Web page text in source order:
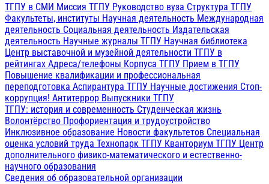
ТГПУ в СМИ Миссия ТГПУ Руководство вуза Структура ТГПУ
Факультеты, институты Научная деятельность Международная
деятельность Социальная деятельность Издательская
деятельность Научные журналы ТГПУ Научная библиотека
Центр выставочной и музейной деятельности ТГПУ в
рейтингах Адреса/телефоны Корпуса ТГПУ Прием в ТГПУ
Повышение квалификации и профессиональная
переподготовка Аспирантура ТГПУ Научные достижения Стоп-
коррупция! Антитеррор Выпускники ТГПУ
ТГПУ: история и современность Студенческая жизнь
Волонтёрство Профориентация и трудоустройство
Инклюзивное образование Новости факультетов Специальная
оценка условий труда Технопарк ТГПУ Кванториум ТГПУ Центр
дополнительного физико-математического и естественно-
научного образования
Сведения об образовательной организации